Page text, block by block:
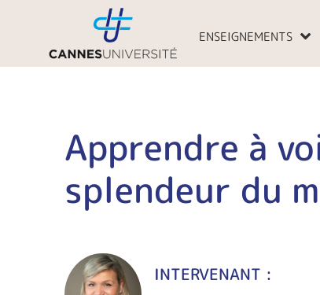
ENSEIGNEMENTS
Apprendre à
splendeur du
INTERVENANT :